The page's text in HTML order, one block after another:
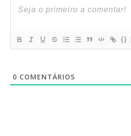
{}
0 COMENTÁRIOS